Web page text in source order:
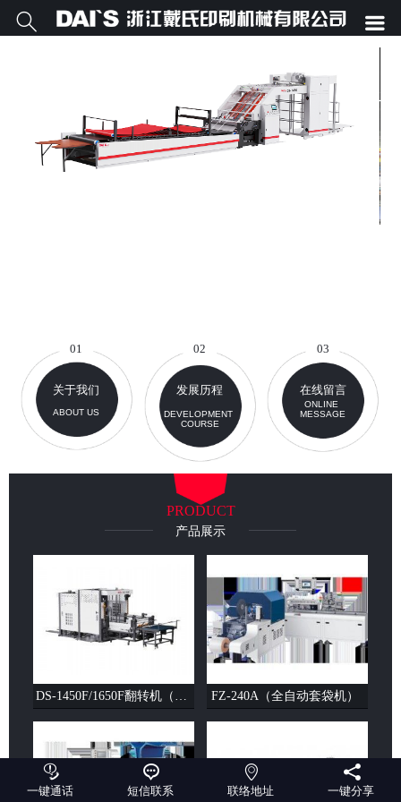


01
关于我们
ABOUT US
02
发展历程
DEVELOPMENT
COURSE
03
在线留言
ONLINE
MESSAGE
PRODUCT
产品展示
DS-1450F/1650F翻转机（单剁）（双剁）FZ-240A（全自动套袋机）

一键通话

短信联系

联络地址

一键分享